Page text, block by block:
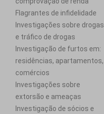
Flagrantes de infidelidade
Investigações sobre drogas
e tráfico de drogas
Investigação de furtos em:
residências, apartamentos,
comércios
Investigações sobre
extorsão e ameaças
Investigação de sócios e